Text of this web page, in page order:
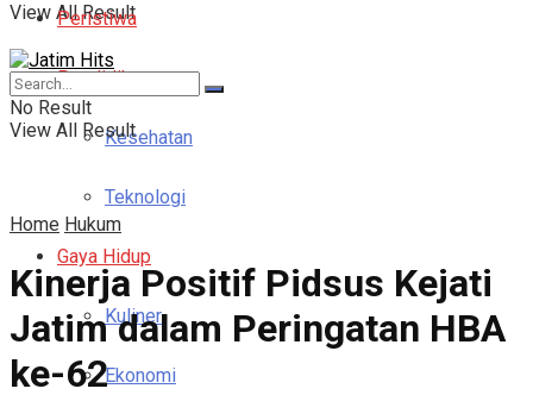
View All Result
Peristiwa
Pendidikan
Kesehatan
Teknologi
Gaya Hidup
Kuliner
Ekonomi
No Result
View All Result
Home Hukum
Kinerja Positif Pidsus Kejati
Jatim dalam Peringatan HBA
ke-62